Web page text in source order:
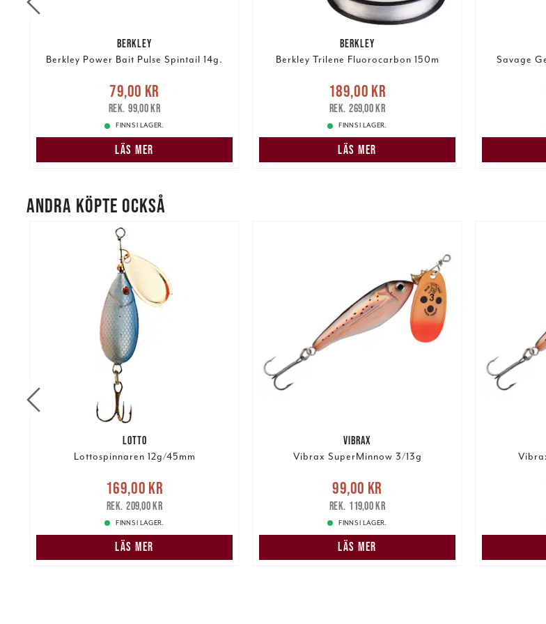
BERKLEY
Berkley Power Bait Pulse Spintail 14g.
Nuvarande pris :79,00 kr
pris:99,00 kr
79,00 kr
99,00 kr
FINNS I LAGER.
LÄS MER
BERKLEY
Berkley Trilene Fluorocarbon 150m
Nuvarande pris
Tidigare pris
189,00 kr
269,00 kr
FINNS I LAGER.
LÄS MER
Savage
ANDRA KÖPTE OCKSÅ
LOTTO
Lottospinnaren 12g/45mm
Nuvarande pris
Tidigare pris
169,00 kr
209,00 kr
FINNS I LAGER.
LÄS MER
VIBRAX
Vibrax SuperMinnow 3/13g
Nuvarande pris :99,00 kr
pris: 119,00 kr
99,00 kr
119,00 kr
FINNS I LAGER.
LÄS MER